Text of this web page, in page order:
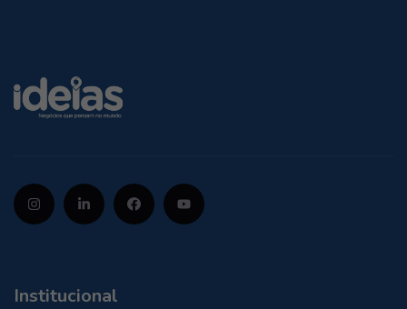
Institucional